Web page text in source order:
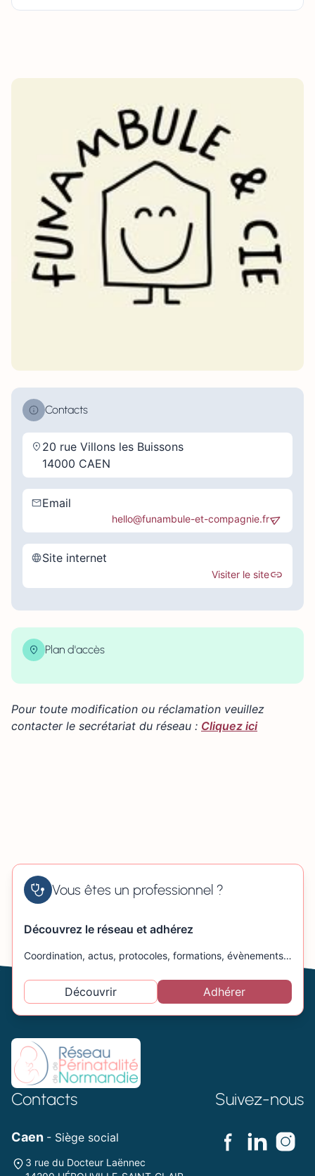
Contacts
20 rue Villons les Buissons
14000 CAEN
Email
hello@funambule-et-compagnie.fr
Site internet
Visiter le site
Plan d'accès
×
−
Pour toute modification ou réclamation veuillez
contacter le secrétariat du réseau : Cliquez ici
Vous êtes un professionnel ?
Découvrez le réseau et adhérez
Coordination, actus, protocoles, formations, évènements…
Découvrir Adhérer
Contacts
Caen - Siège social
3 rue du Docteur Laënnec
Suivez-nous